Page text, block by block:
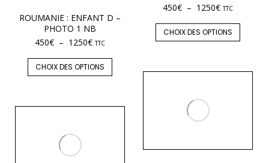
450€ – 1250€ TTC
CHOIX DES OPTIONS
ROUMANIE : ENFANT D –
PHOTO 1 NB
450€ – 1250€ TTC
CHOIX DES OPTIONS